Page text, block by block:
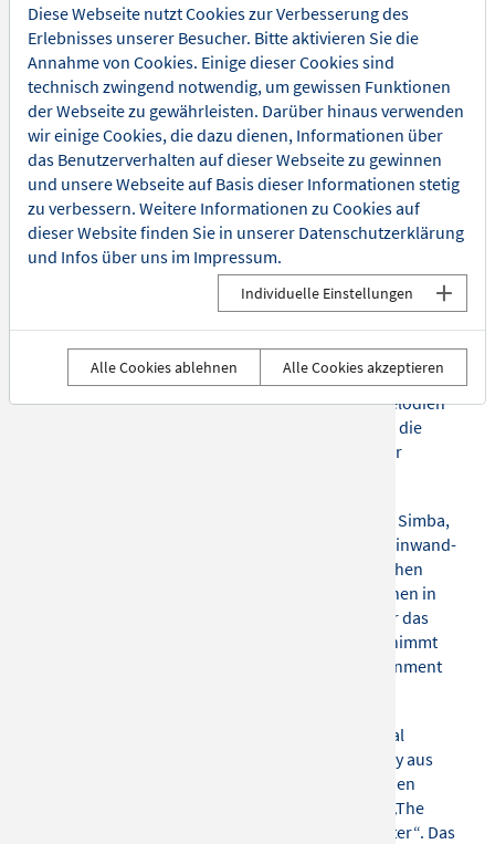
Der Oscar-prämierte Soundtrack von Filmmusik-
Legende Hans Zimmer prägt nun schon seit 32 Jahren
den weltweit erfolgreichen Zeichentrickfilm „Der König
Der Löwen“: Afrikanische Rhythmen und Klänge gepaart
mit monumentalen, epischen Melodien. Die
ergreifenden Hits von Sir Elton John wie „Hakuna
Matata“, „Circle of Life“ und „Can You Feel the Love
Tonight“ sind zeitlos und für die Ewigkeit komponiert.
Die großartigen Stimmen der Star-Solisten faszinieren
das Publikum mit ihrer Anmut und ihrem Können. Jeder
Ton verleiht jedem Lied eine unvergleichliche Tiefe. In
ihren eindrucksvollen Performances hauchen sie den
bekannten Figuren Leben ein. Inmitten dieser
sinfonischen Aufführung glänzt der Chor, wenn er mit
seinem harmonischen Gesang die bekannten Melodien
des Films zum Leben erweckt. Gänsehaut - wenn die
Orchesterversion der kultigen Filmsongs in voller
Die Zuschauer tauchen direkt ein in die Welt von Simba,
Nala und Co., wenn die Songs mit kunstvollen Leinwand-
Animationen emotionalisiert werden. Die fröhlichen
Rhythmen von „Der Morgenreport“ versetzen einen in
gute Laune. Sehr emotional, wenn das Orchester das
Publikum in den tragischen Tod von Mufasa mitnimmt
und tiefe Gefühle hervorruft und bestes Entertainment
Solisten, Chor und Orchester, der Cinema Festival
Symphonics unter der Leitung von Stephen Ellery aus
London, begeisterten die Zuschauer schon mit den
Konzert-Aufführungen von „Game of Thrones“, „The
Music of Star Wars“ und „The Music of Harry Potter“. Das
Diese Webseite nutzt Cookies zur Verbesserung des
Erlebnisses unserer Besucher. Bitte aktivieren Sie die
Annahme von Cookies. Einige dieser Cookies sind
technisch zwingend notwendig, um gewissen Funktionen
der Webseite zu gewährleisten. Darüber hinaus verwenden
wir einige Cookies, die dazu dienen, Informationen über
das Benutzerverhalten auf dieser Webseite zu gewinnen
und unsere Webseite auf Basis dieser Informationen stetig
zu verbessern. Weitere Informationen zu Cookies auf
dieser Website finden Sie in unserer Datenschutzerklärung
und Infos über uns im Impressum.
Individuelle Einstellungen
Alle Cookies ablehnen Alle Cookies akzeptieren